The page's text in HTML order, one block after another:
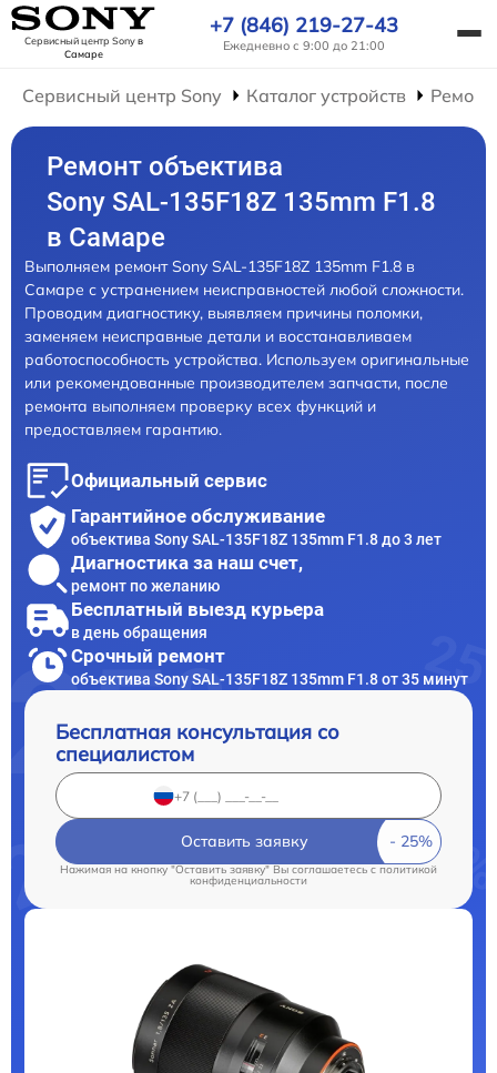
Сервисный центр Sonyв
Самаре
+7 (846) 219-27-43
Ежедневно с 9:00 до 21:00
Сервисный центр Sony Каталог устройств
Ремонт объектива
Sony SAL-135F18Z 135mm F1.8
в Самаре
Выполняем ремонт Sony SAL-135F18Z 135mm F1.8 в
Самаре с устранением неисправностей любой сложности.
Проводим диагностику, выявляем причины поломки,
заменяем неисправные детали и восстанавливаем
работоспособность устройства. Используем оригинальные
или рекомендованные производителем запчасти, после
ремонта выполняем проверку всех функций и
предоставляем гарантию.
Официальный сервис
Гарантийное обслуживание
объектива Sony SAL-135F18Z 135mm F1.8 до 3 лет
Диагностика за наш счет,
ремонт по желанию
Бесплатный выезд курьера
в день обращения
Срочный ремонт
объектива Sony SAL-135F18Z 135mm F1.8 от 35 минут
Бесплатная консультация со
специалистом
Оставить заявку
Нажимая на кнопку "Оставить заявку" Вы соглашаетесь c политикой
конфиденциальности